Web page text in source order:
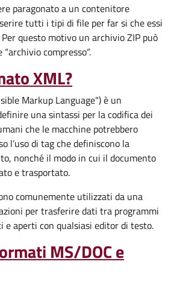
paragonato a un contenitore
tutti i tipi di file per far si che essi
questo motivo un archivio ZIP può
compresso“.
XML?
Markup Language") è un
una sintassi per la codifica dei
che le macchine potrebbero
l’uso di tag che definiscono la
nonché il modo in cui il documento
e trasportato.
comunemente utilizzati da una
per trasferire dati tra programmi
e aperti con qualsiasi editor di testo.
MS/DOC e